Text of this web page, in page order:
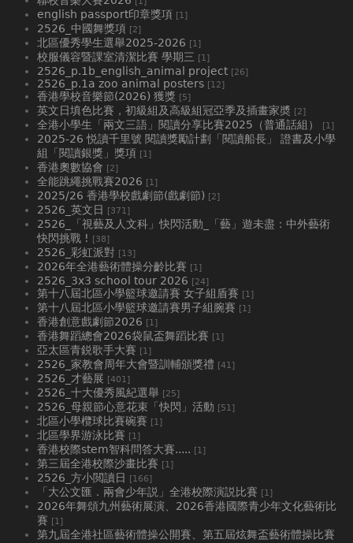
english passport印章獎項 [1]
2526_中國舞獎項 [2]
北區優秀學生選舉2025-2026 [1]
校服儀容暨課室清潔比賽 學期三 [1]
2526_p.1b_english_animal project [26]
2526_p.1a zoo animal posters [12]
香港學校音樂節(2026) 獲獎 [5]
英文日填色比賽，初級組及高級組冠亞季及插畫家奬 [2]
全港小學生「兩文三語」閱讀分享比賽2025（普通話組） [1]
2025-26 悦讀千里號 閱讀獎勵計劃「閱讀船長」 證書及小學
組「閱讀銀獎」獎項 [1]
香港奧數協會 [2]
全能跳繩挑戰賽2026 [1]
2025/26 香港學校戲劇節(戲劇節) [2]
2526_英文日 [371]
2526_「視藝及人文科」快閃活動_「藝」遊未盡：中外藝術
快閃挑戰 ! [38]
2526_彩虹派對 [13]
2026年全港藝術體操分齡比賽 [1]
2526_3x3 school tour 2026 [24]
第十八屆北區小學籃球邀請賽 女子組盾賽 [1]
第十八屆北區小學籃球邀請賽男子組腕賽 [1]
香港創意戲劇節2026 [1]
香港舞蹈總會2026袋鼠盃舞蹈比賽 [1]
亞太區青鋭歌手大賽 [1]
2526_家教會周年大會暨訓輔頒獎禮 [41]
2526_才藝展 [401]
2526_十大優秀風紀選舉 [25]
2526_母親節心意花束「快閃」活動 [51]
北區小學欖球比賽碗賽 [1]
北區學界游泳比賽 [1]
香港校際stem智科問答大賽..... [1]
第三屆全港校際沙畫比賽 [1]
2526_方小閲讀日 [166]
「大公文匯．兩會少年説」全港校際演説比賽 [1]
2026年舞頌九州藝術展演、2026香港國際青少年文化藝術比
賽 [1]
第九屆全港社區藝術體操公開賽、第五屆炫舞盃藝術體操比賽